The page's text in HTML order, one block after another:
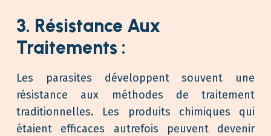
3. Résistance Aux
Traitements :
Les parasites développent souvent une
résistance aux méthodes de traitement
traditionnelles. Les produits chimiques qui
étaient efficaces autrefois peuvent devenir